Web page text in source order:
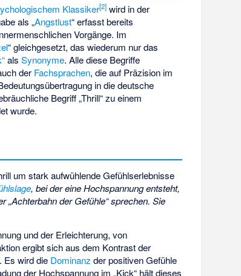
Klassiker[2] wird in der
als „Angstlust“ erfasst bereits
Vorgänge. Im
“ gleichgesetzt, das wiederum nur das
alsSynonyme. Alle diese Begriffe
der Fachsprachen, die auf Präzision im
in die deutsche
Begriff „Thrill“ zu einem
wurde.
um stark aufwühlende Gefühlserlebnisse
, bei der eine Hochspannung entsteht,
„Achterbahn der Gefühle“ sprechen. Sie
und der Erleichterung, von
ergibt sich aus dem Kontrast der
Es wird die Dominanz der positiven Gefühle
der Hochspannung im „Kick“ hält dieses